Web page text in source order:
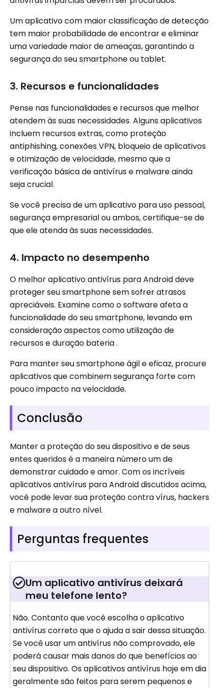
Um aplicativo com maior classificação de detecção
tem maior probabilidade de encontrar e eliminar
uma variedade maior de ameaças, garantindo a
segurança do seu smartphone ou tablet.
3. Recursos e funcionalidades
Pense nas funcionalidades e recursos que melhor
atendem às suas necessidades. Alguns aplicativos
incluem recursos extras, como proteção
antiphishing, conexões VPN, bloqueio de aplicativos
e otimização de velocidade, mesmo que a
verificação básica de antivírus e malware ainda
seja crucial.
Se você precisa de um aplicativo para uso pessoal,
segurança empresarial ou ambos, certifique-se de
que ele atenda às suas necessidades.
4. Impacto no desempenho
O melhor aplicativo antivírus para Android deve
proteger seu smartphone sem sofrer atrasos
apreciáveis. Examine como o software afeta a
funcionalidade do seu smartphone, levando em
consideração aspectos como utilização de
recursos e duração bateria .
Para manter seu smartphone ágil e eficaz, procure
aplicativos que combinem segurança forte com
pouco impacto na velocidade.
Conclusão
Manter a proteção do seu dispositivo e de seus
entes queridos é a maneira número um de
demonstrar cuidado e amor. Com os incríveis
aplicativos antivírus para Android discutidos acima,
você pode levar sua proteção contra vírus, hackers
e malware a outro nível.
Perguntas frequentes
Um aplicativo antivírus deixará
meu telefone lento?
Não. Contanto que você escolha o aplicativo
antivírus correto que o ajuda a sair dessa situação.
Se você usar um antivírus não comprovado, ele
poderá causar mais danos do que benefícios ao
seu dispositivo. Os aplicativos antivírus hoje em dia
geralmente são feitos para serem pequenos e